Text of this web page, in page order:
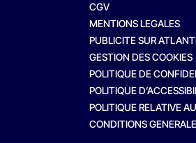
CGV
MENTIONS LEGALES
PUBLICITE SUR
GESTION DES COOKIES
POLITIQUE DE
POLITIQUE
POLITIQUE RELATIVE
CONDITIONS